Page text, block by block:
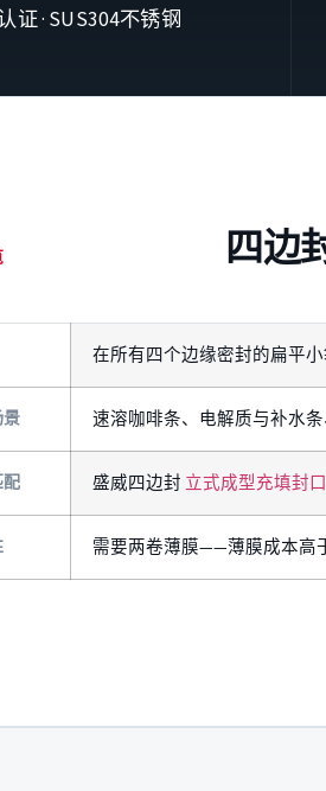
证 · SUS304不锈钢
四边
在所有四个边缘密封的扁平
速溶咖啡条、电解质与补水
盛威四边封立式成型充填封
需要两卷薄膜——薄膜成本高